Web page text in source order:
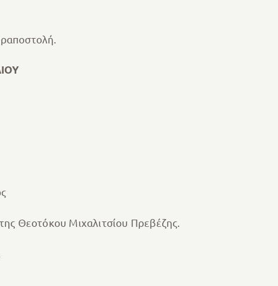
Θεοτόκου Μιχαλιτσίου Πρεβέζης.